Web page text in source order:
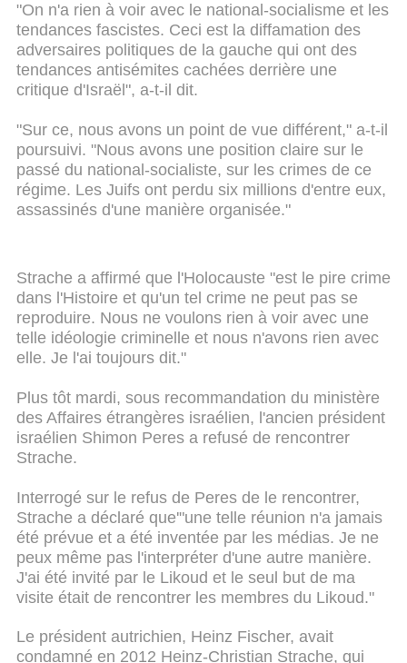
"On n'a rien à voir avec le national-socialisme et les
tendances fascistes. Ceci est la diffamation des
adversaires politiques de la gauche qui ont des
tendances antisémites cachées derrière une
critique d'Israël", a-t-il dit.
"Sur ce, nous avons un point de vue différent," a-t-il
poursuivi. "Nous avons une position claire sur le
passé du national-socialiste, sur les crimes de ce
régime. Les Juifs ont perdu six millions d'entre eux,
assassinés d'une manière organisée."
Strache a affirmé que l'Holocauste "est le pire crime
dans l'Histoire et qu'un tel crime ne peut pas se
reproduire. Nous ne voulons rien à voir avec une
telle idéologie criminelle et nous n'avons rien avec
elle. Je l'ai toujours dit."
Plus tôt mardi, sous recommandation du ministère
des Affaires étrangères israélien, l'ancien président
israélien Shimon Peres a refusé de rencontrer
Strache.
Interrogé sur le refus de Peres de le rencontrer,
Strache a déclaré que'"une telle réunion n'a jamais
été prévue et a été inventée par les médias. Je ne
peux même pas l'interpréter d'une autre manière.
J'ai été invité par le Likoud et le seul but de ma
visite était de rencontrer les membres du Likoud."
Le président autrichien, Heinz Fischer, avait
condamné en 2012 Heinz-Christian Strache, qui